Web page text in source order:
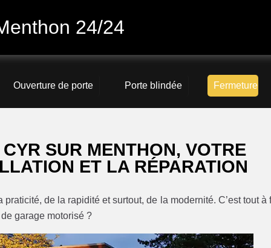
24/24
Ouverture de porte Porte blindée Fermeture
SUR MENTHON, VOTRE
ET LA RÉPARATION
de la rapidité et surtout, de la modernité. C’est tout à
garage motorisé ?